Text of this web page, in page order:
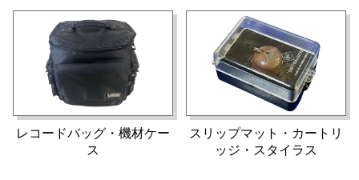
レコードバッグ・機材ケー
ス
スリップマット・カートリ
ッジ・スタイラス